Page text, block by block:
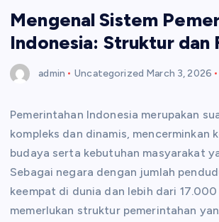
Mengenal Sistem
Indonesia: Struktur dan
admin Uncategorized March 3, 2026
Pemerintahan Indonesia merupakan
kompleks dan dinamis, mencerminkan
budaya serta kebutuhan masyarakat
Sebagai negara dengan jumlah
keempat di dunia dan lebih dari
memerlukan struktur pemerintahan